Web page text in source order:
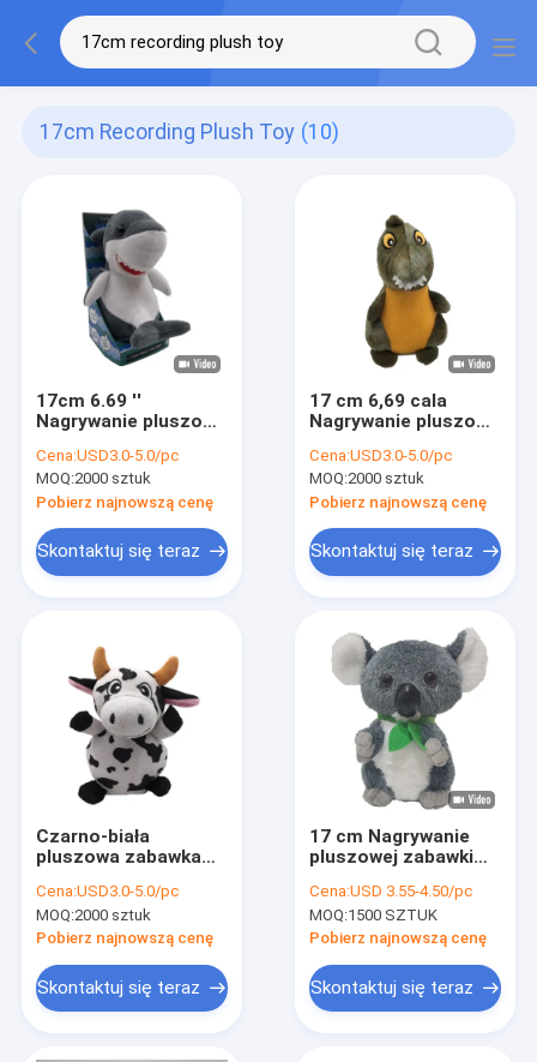
17cm Recording Plush Toy (10)
17cm 6.69 ''
Nagrywanie pluszowa
Pluszaki i zabawki
pluszowe ROHS
Cena:USD3.0-5.0/pc
MOQ:2000 sztuk
Pobierz najnowszą cenę
Skontaktuj się teraz
17 cm 6,69 cala
Nagrywanie pluszowa
dinozaur Wypchane
zwierzę mówiące z
powrotem
Cena:USD3.0-5.0/pc
MOQ:2000 sztuk
Pobierz najnowszą cenę
Skontaktuj się teraz
Czarno-biała
pluszowa zabawka
17 cm
Cena:USD3.0-5.0/pc
MOQ:2000 sztuk
Pobierz najnowszą cenę
Skontaktuj się teraz
17 cm Nagrywanie
pluszowej zabawki
powtarzająca się
mówiąca Koala 100%
PP Bawełna w środku
Cena:USD 3.55-4.50/pc
MOQ:1500 SZTUK
Pobierz najnowszą cenę
Skontaktuj się teraz